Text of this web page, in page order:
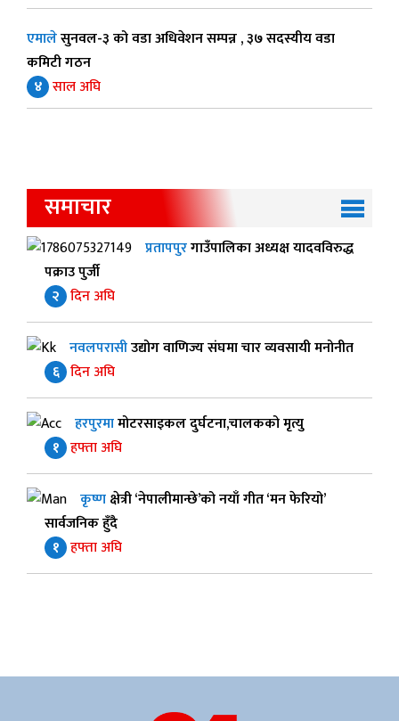
एमालेसुनवल-३ को वडा अधिवेशन सम्पन्न , ३७ सदस्यीय वडा
कमिटी गठन
४ साल अघि
समाचार
प्रतापपुरगाउँपालिका अध्यक्ष यादवविरुद्ध
पक्राउ पुर्जी
२ दिन अघि
नवलपरासीउद्योग वाणिज्य संघमा चार व्यवसायी मनोनीत
६ दिन अघि
हरपुरमामोटरसाइकल दुर्घटना,चालकको मृत्यु
१ हफ्ता अघि
कृष्णक्षेत्री ‘नेपालीमान्छे’को नयाँ गीत ‘मन फेरियो’
सार्वजनिक हुँदै
१ हफ्ता अघि